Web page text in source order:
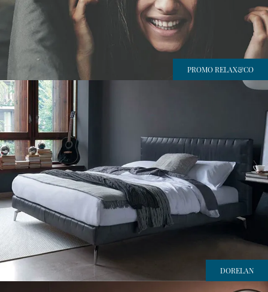
PROMO RELAX&CO
DORELAN